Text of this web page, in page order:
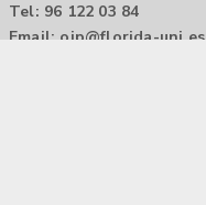
Tel: 96 122 03 84
Email: oip@florida-uni.es